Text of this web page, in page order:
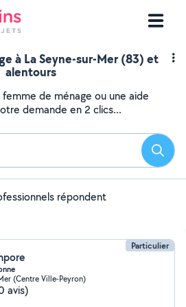
à La Seyne-sur-Mer (83) et
alentours
femme de ménage ou une aide
demande en 2 clics...
répondent
Particulier
(Centre Ville-Peyron)
avis)